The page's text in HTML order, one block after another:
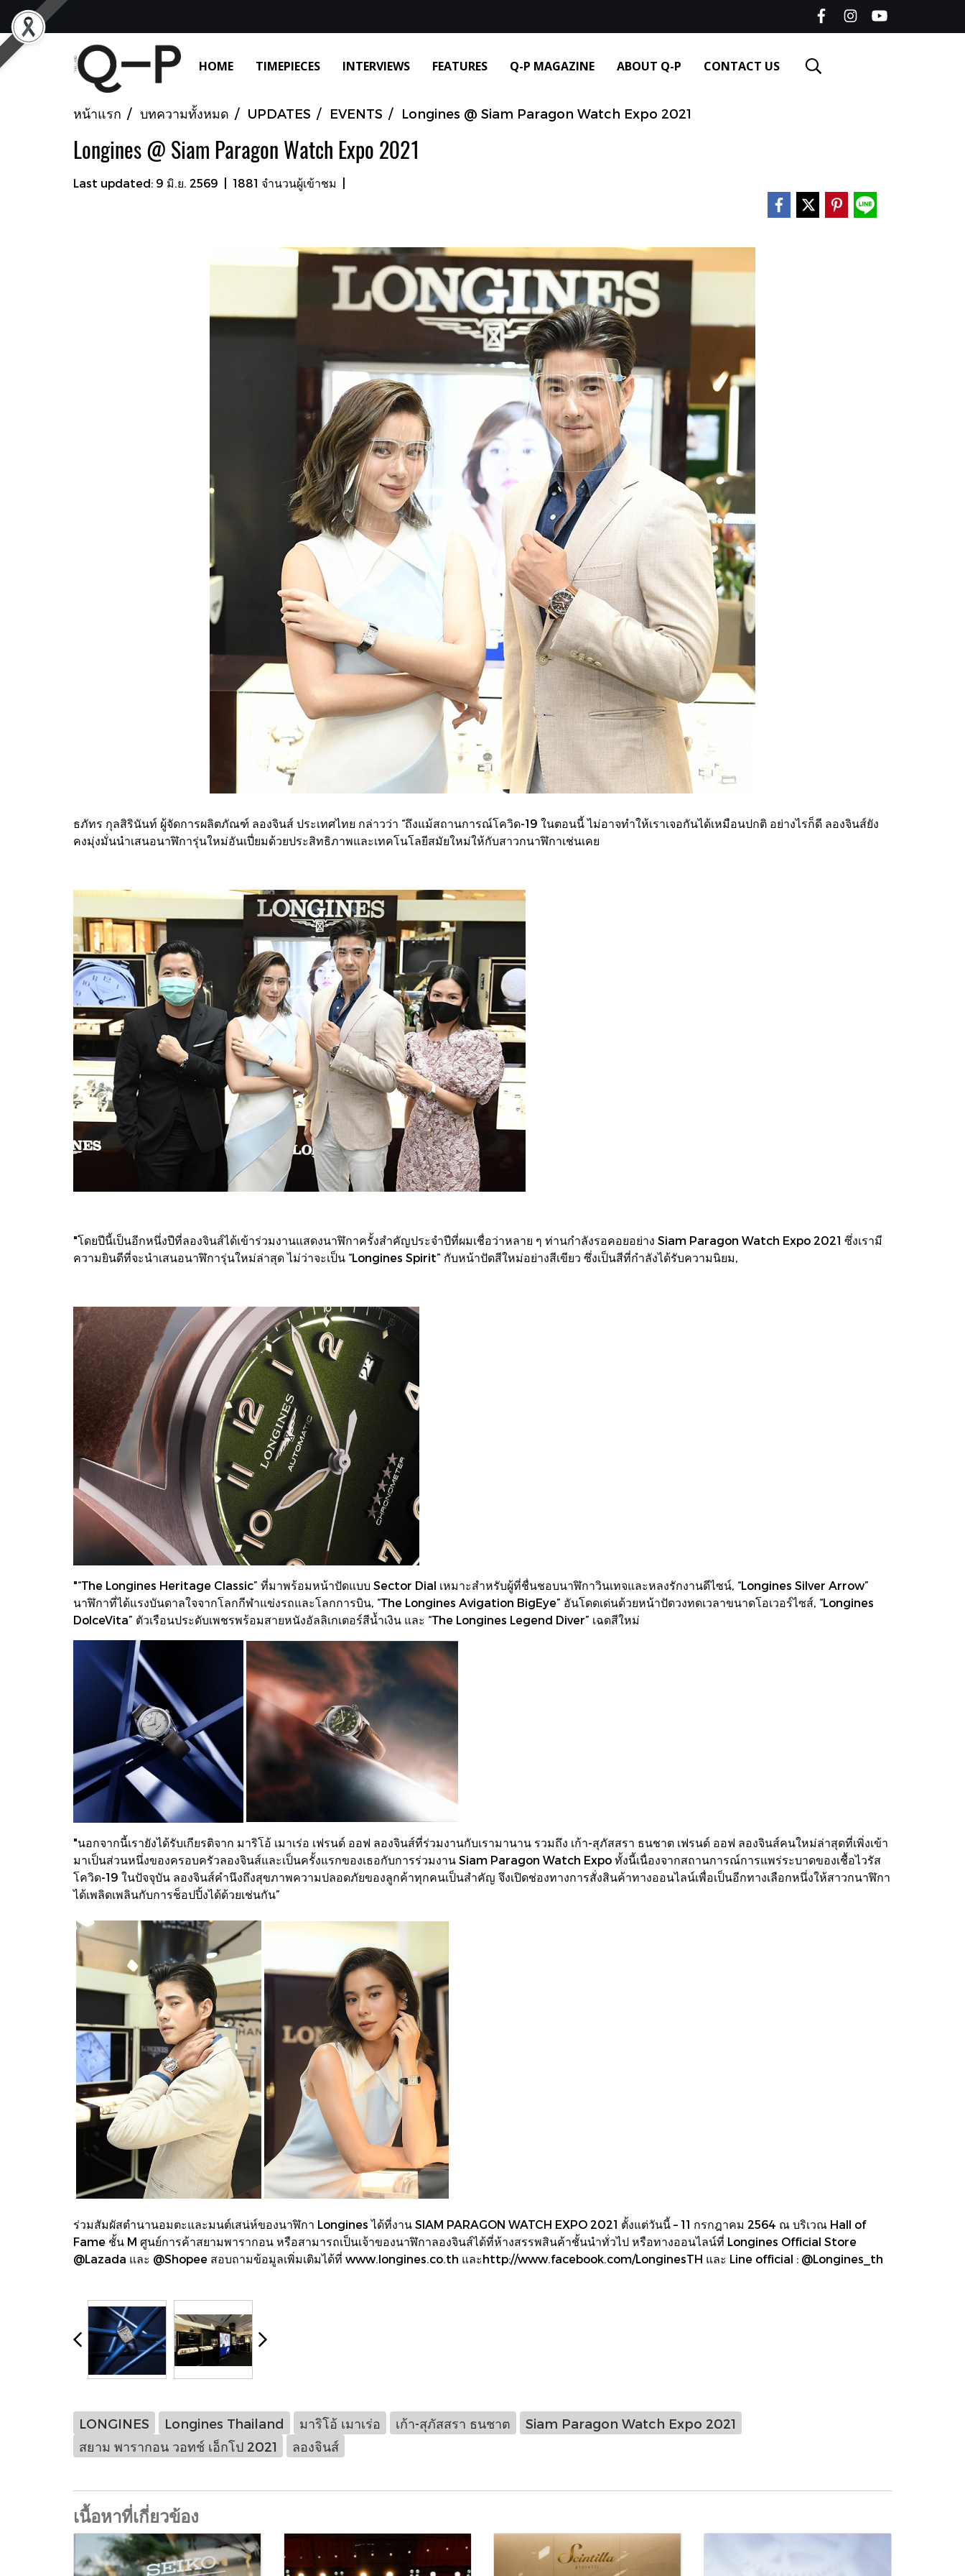
HOME TIMEPIECES INTERVIEWS FEATURES Q-P MAGAZINE ABOUT Q-P CONTACT US
หน้าแรก บทความทั้งหมด UPDATES EVENTS Longines @ Siam Paragon Watch Expo 2021
Longines @ Siam Paragon Watch Expo 2021
Last updated: 9 มิ.ย. 2569 1881 จำนวนผู้เข้าชม
ธภัทร กุลสิรินันท์ ผู้จัดการผลิตภัณฑ์ ลองจินส์ ประเทศไทย กล่าวว่า “ถึงแม้สถานการณ์โควิด-19 ในตอนนี้ ไม่อาจทำให้เราเจอกันได้เหมือนปกติ อย่างไรก็ดี ลองจินส์ยัง
คงมุ่งมั่นนำเสนอนาฬิการุ่นใหม่อันเปี่ยมด้วยประสิทธิภาพและเทคโนโลยีสมัยใหม่ให้กับสาวกนาฬิกาเช่นเคย
"โดยปีนี้เป็นอีกหนึ่งปีที่ลองจินส์ได้เข้าร่วมงานแสดงนาฬิกาครั้งสำคัญประจำปีที่ผมเชื่อว่าหลาย ๆ ท่านกำลังรอคอยอย่าง Siam Paragon Watch Expo 2021 ซึ่งเรามี
ความยินดีที่จะนำเสนอนาฬิการุ่นใหม่ล่าสุด ไม่ว่าจะเป็น “Longines Spirit” กับหน้าปัดสีใหม่อย่างสีเขียว ซึ่งเป็นสีที่กำลังได้รับความนิยม,
"“The Longines Heritage Classic” ที่มาพร้อมหน้าปัดแบบ Sector Dial เหมาะสำหรับผู้ที่ชื่นชอบนาฬิกาวินเทจและหลงรักงานดีไซน์, “Longines Silver Arrow”
นาฬิกาที่ได้แรงบันดาลใจจากโลกกีฬาแข่งรถและโลกการบิน, “The Longines Avigation BigEye” อันโดดเด่นด้วยหน้าปัดวงทดเวลาขนาดโอเวอร์ไซส์, “Longines
DolceVita” ตัวเรือนประดับเพชรพร้อมสายหนังอัลลิเกเตอร์สีน้ำเงิน และ “The Longines Legend Diver” เฉดสีใหม่
"นอกจากนี้เรายังได้รับเกียรติจาก มาริโอ้ เมาเร่อ เฟรนด์ ออฟ ลองจินส์ที่ร่วมงานกับเรามานาน รวมถึง เก้า-สุภัสสรา ธนชาต เฟรนด์ ออฟ ลองจินส์คนใหม่ล่าสุดที่เพิ่งเข้า
มาเป็นส่วนหนึ่งของครอบครัวลองจินส์และเป็นครั้งแรกของเธอกับการร่วมงาน Siam Paragon Watch Expo ทั้งนี้เนื่องจากสถานการณ์การแพร่ระบาดของเชื้อไวรัส
โควิด-19 ในปัจจุบัน ลองจินส์คำนึงถึงสุขภาพความปลอดภัยของลูกค้าทุกคนเป็นสำคัญ จึงเปิดช่องทางการสั่งสินค้าทางออนไลน์เพื่อเป็นอีกทางเลือกหนึ่งให้สาวกนาฬิกา
ได้เพลิดเพลินกับการช็อปปิ้งได้ด้วยเช่นกัน”
ร่วมสัมผัสตำนานอมตะและมนต์เสน่ห์ของนาฬิกา Longines ได้ที่งาน SIAM PARAGON WATCH EXPO 2021 ตั้งแต่วันนี้ – 11 กรกฎาคม 2564 ณ บริเวณ Hall of
Fame ชั้น M ศูนย์การค้าสยามพารากอน หรือสามารถเป็นเจ้าของนาฬิกาลองจินส์ได้ที่ห้างสรรพสินค้าชั้นนำทั่วไป หรือทางออนไลน์ที่ Longines Official Store
@Lazada และ @Shopee สอบถามข้อมูลเพิ่มเติมได้ที่ www.longines.co.th และhttp://www.facebook.com/LonginesTH และ Line official : @Longines_th
LONGINES Longines Thailand มาริโอ้ เมาเร่อ เก้า-สุภัสสรา ธนชาต
Siam Paragon Watch Expo 2021
สยาม พารากอน วอทช์ เอ็กโป 2021
ลองจินส์
เนื้อหาที่เกี่ยวข้อง